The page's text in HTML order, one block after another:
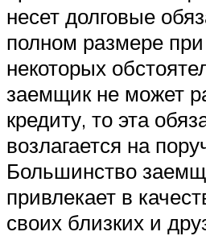
несет долговые
полном размере
некоторых
заемщик не может
кредиту, то эта
возлагается на
Большинство
привлекает в
своих близких и